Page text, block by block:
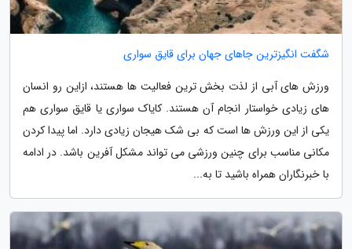
شگفت انگیزترین جاهای جهان برای قایق سواری
ورزش های آبی از لذت بخش ترین فعالیت ها هستند، ازاین رو انسان
های زیادی خواستار انجام آن هستند. کایاک سواری یا قایق سواری هم
یکی از این ورزش ها است که بی شک هیجان زیادی دارد. اما پیدا کردن
مکانی مناسب برای چنین ورزشی می تواند مشکل آفرین باشد. در ادامه
با خبرنگاران همراه باشید تا به...